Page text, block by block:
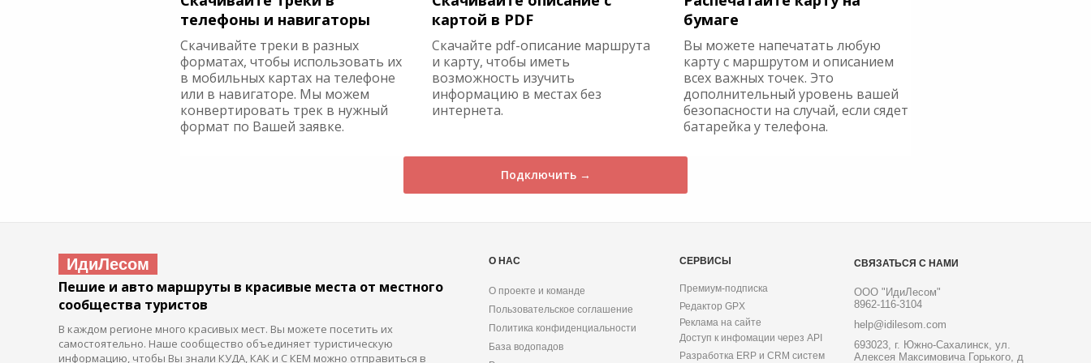
телефоны и навигаторы
Скачивайте треки в разных
форматах, чтобы использовать их
в мобильных картах на телефоне
или в навигаторе. Мы можем
конвертировать трек в нужный
формат по Вашей заявке.
картой в PDF
Скачайте pdf-описание маршрута
и карту, чтобы иметь
возможность изучить
информацию в местах без
интернета.
бумаге
Вы можете напечатать любую
карту с маршрутом и описанием
всех важных точек. Это
дополнительный уровень вашей
безопасности на случай, если сядет
батарейка у телефона.
Подключить →
ИдиЛесом
Пешие и авто маршруты в красивые места от местного
сообщества туристов
В каждом регионе много красивых мест. Вы можете посетить их
самостоятельно. Наше сообщество объединяет туристическую
информацию, чтобы Вы знали КУДА, КАК и С КЕМ можно отправиться в
О НАС
О проекте и команде
Пользовательское соглашение
Политика конфиденциальности
База водопадов
СЕРВИСЫ
Премиум-подписка
Редактор GPX
Реклама на сайте
Доступ к инфомации через API
Разработка ERP и CRM систем
СВЯЗАТЬСЯ С НАМИ
ООО "ИдиЛесом"
8962-116-3104
help@idilesom.com
693023, г. Южно-Сахалинск, ул.
Алексея Максимовича Горького, д